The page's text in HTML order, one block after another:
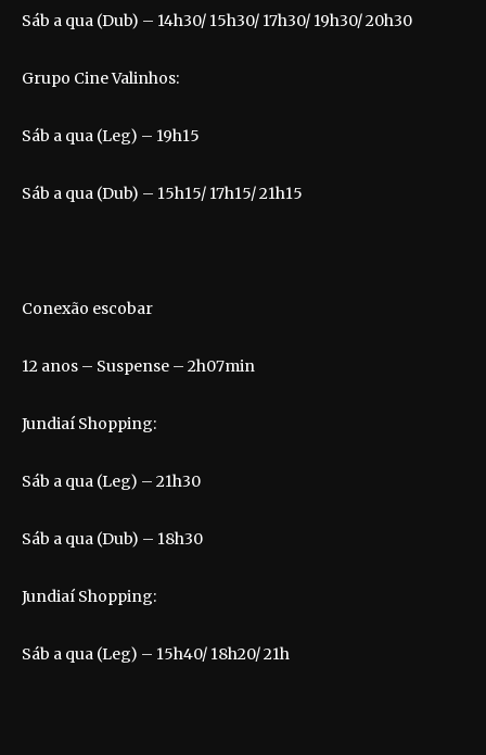
Sáb a qua (Dub) – 14h30/ 15h30/ 17h30/ 19h30/ 20h30
Grupo Cine Valinhos:
Sáb a qua (Leg) – 19h15
Sáb a qua (Dub) – 15h15/ 17h15/ 21h15
Conexão escobar
12 anos – Suspense – 2h07min
Jundiaí Shopping:
Sáb a qua (Leg) – 21h30
Sáb a qua (Dub) – 18h30
Jundiaí Shopping:
Sáb a qua (Leg) – 15h40/ 18h20/ 21h